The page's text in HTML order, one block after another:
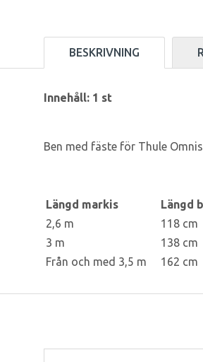
BESKRIVNING
Innehåll: 1 st
Ben med fäste för Thule
Längd markis
Längd
2,6 m
118 cm
3 m
138 cm
Från och med 3,5 m
162 cm